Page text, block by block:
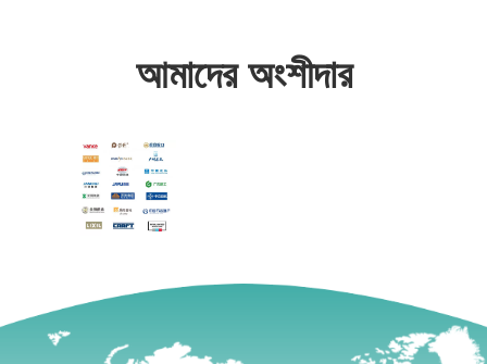
আমাদের অংশীদার